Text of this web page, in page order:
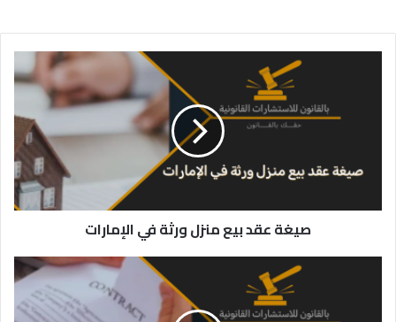
الإمارات
صيغة عقد بيع منزل ورثة في الإمارات